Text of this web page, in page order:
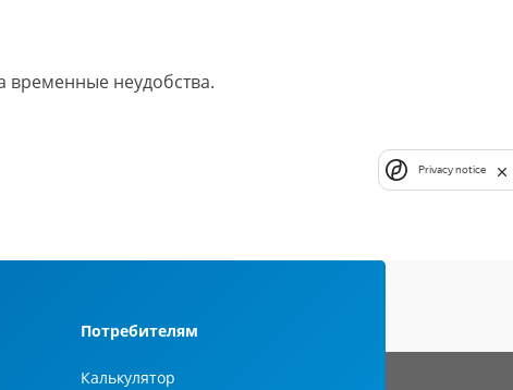
временные неудобства.
Потребителям
Калькулятор
Privacy notice